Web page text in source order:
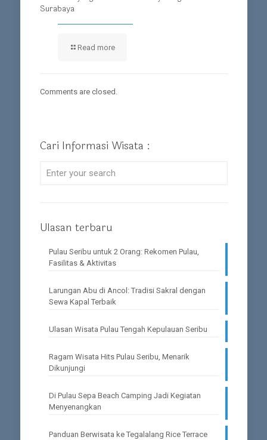
Surabaya
Read more
Comments are closed.
Cari Informasi Wisata :
Ulasan terbaru
Pulau Seribu untuk 2 Orang: Rekomen Pulau,
Fasilitas & Aktivitas
Larungan Abu di Ancol: Tradisi Sakral dengan
Sewa Kapal Terbaik
Ulasan Wisata Pulau Tengah Kepulauan Seribu
Ragam Wisata Hits Pulau Seribu, Menarik
Dikunjungi
Di Pulau Sepa Beach Camping Jadi Kegiatan
Menyenangkan
Panduan Berwisata ke Tegalalang Rice Terrace